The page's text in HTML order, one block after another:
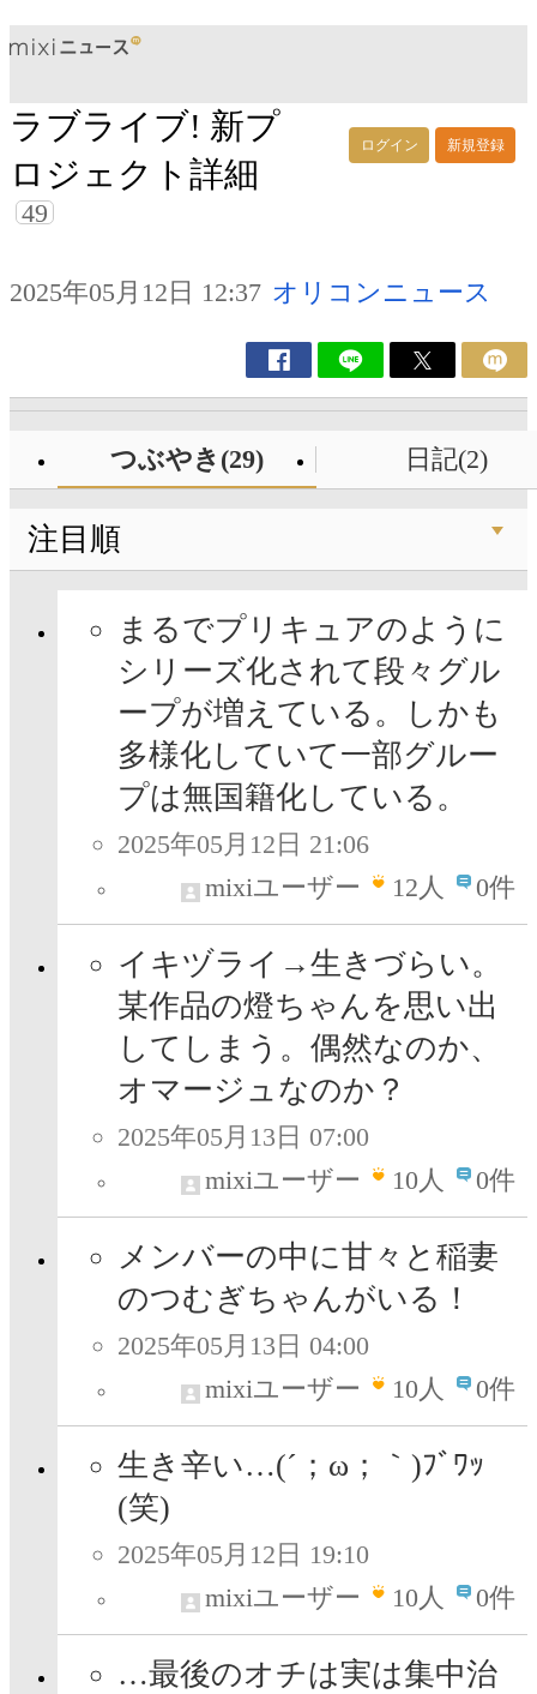
ログイン 新規登録
ラブライブ! 新プ
ロジェクト詳細
49
2025年05月12日 12:37 オリコンニュース
つぶやき(29) 日記(2)
注目順
まるでプリキュアのように
シリーズ化されて段々グル
ープが増えている。しかも
多様化していて一部グルー
プは無国籍化している。
2025年05月12日 21:06
mixiユーザー
12人 0件
イキヅライ→生きづらい。
某作品の燈ちゃんを思い出
してしまう。偶然なのか、
オマージュなのか？
2025年05月13日 07:00
mixiユーザー
10人 0件
メンバーの中に甘々と稲妻
のつむぎちゃんがいる！
2025年05月13日 04:00
mixiユーザー
10人 0件
生き辛い…(´；ω；｀)ﾌﾞﾜｯ
(笑)
2025年05月12日 19:10
mixiユーザー
10人 0件
…最後のオチは実は集中治